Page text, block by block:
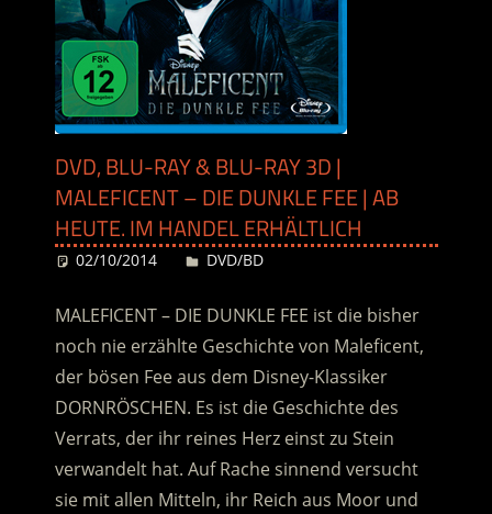
DVD, BLU-RAY & BLU-RAY 3D |
MALEFICENT – DIE DUNKLE FEE | AB
HEUTE. IM HANDEL ERHÄLTLICH
02/10/2014 Desiree
DVD/BD
MALEFICENT – DIE DUNKLE FEE ist die bisher
noch nie erzählte Geschichte von Maleficent,
der bösen Fee aus dem Disney-Klassiker
DORNRÖSCHEN. Es ist die Geschichte des
Verrats, der ihr reines Herz einst zu Stein
verwandelt hat. Auf Rache sinnend versucht
sie mit allen Mitteln, ihr Reich aus Moor und